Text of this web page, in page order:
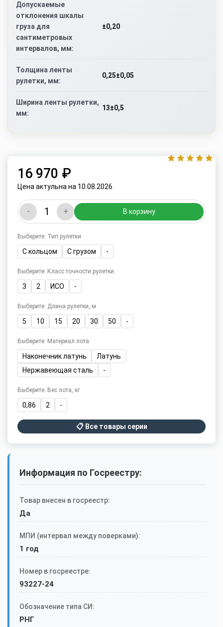
Допускаемые
отклонения шкалы
груза для
сантиметровых
интервалов, мм:
±0,20
Толщина ленты
рулетки, мм:
0,25±0,05
Ширина ленты рулетки,
мм:
13±0,5
16 970 ₽
Цена актульна на 10.08.2026
- + В корзину
Выберите: Тип рулетки
С кольцом С грузом -
Выберите: Класс точности рулетки
3 2 ИСО -
Выберите: Длина рулетки, м
5 10 15 20 30 50 -
Выберите: Материал лота
Наконечник латунь
Латунь
Нержавеющая сталь
-
Выберите: Вес лота, кг
0,86 2 -
📋 Все товары серии
Информация по Госреестру:
Товар внесен в госреестр:
Да
МПИ (интервал между поверками):
1 год
Номер в госреестре:
93227-24
Обозначение типа СИ:
РНГ